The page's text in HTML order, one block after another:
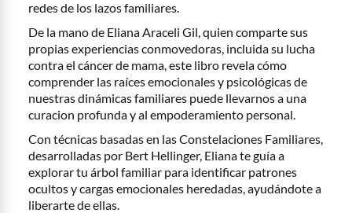
2011 en armonía con el artículo 3 de la Ley 2439 de 2024, el término
para que el cliente ejerza su derecho de retracto será de cinco (5) días
hábiles contados a partir de la recepción del producto, adicional el
producto deberá estar en las mismas condiciones de la entrega; esto es,
en su caja original, con los sellos y sin uso.
Tienes 30 días calendariodesde que recibes el producto para
pedir su devolución. Ten en cuenta que hay productos de ciertas
categorías no se pueden devolver si cambias de opinión:
Ten en cuenta que hay productos de ciertas categorías no se
pueden devolver si cambias de opinión:Productos de uso
personal, alimentos, bebidas, suplementos, medicamentos,
vitaminas, intangibles, licencias, eléctricos, electrodomésticos,
redes de los lazos familiares.
De la mano de Eliana Araceli Gil, quien comparte sus
propias experiencias conmovedoras, incluida su lucha
contra el cáncer de mama, este libro revela cómo
comprender las raíces emocionales y psicológicas de
nuestras dinámicas familiares puede llevarnos a una
curacion profunda y al empoderamiento personal.
Con técnicas basadas en lasConstelaciones Familiares,
desarrolladas por Bert Hellinger, Eliana te guía a
explorar tu árbol familiar para identificar patrones
ocultos y cargas emocionales heredadas, ayudándote a
liberarte de ellas.